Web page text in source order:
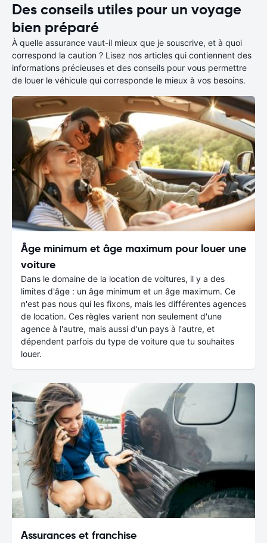
Des conseils utiles pour un voyage
bien préparé
À quelle assurance vaut-il mieux que je souscrive, et à quoi
correspond la caution ? Lisez nos articles qui contiennent des
informations précieuses et des conseils pour vous permettre
de louer le véhicule qui corresponde le mieux à vos besoins.
Âge minimum et âge maximum pour louer une
voiture
Dans le domaine de la location de voitures, il y a des
limites d'âge : un âge minimum et un âge maximum. Ce
n'est pas nous qui les fixons, mais les différentes agences
de location. Ces règles varient non seulement d'une
agence à l'autre, mais aussi d'un pays à l'autre, et
dépendent parfois du type de voiture que tu souhaites
louer.
Assurances et franchise